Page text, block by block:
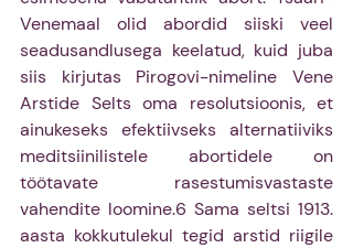
Venemaal olid abordid siiski veel
seadusandlusega keelatud, kuid juba
siis kirjutas Pirogovi-nimeline Vene
Arstide Selts oma resolutsioonis, et
ainukeseks efektiivseks alternatiiviks
meditsiinilistele abortidele on
töötavate rasestumisvastaste
vahendite loomine.6 Sama seltsi 1913.
aasta kokkutulekul tegid arstid riigile